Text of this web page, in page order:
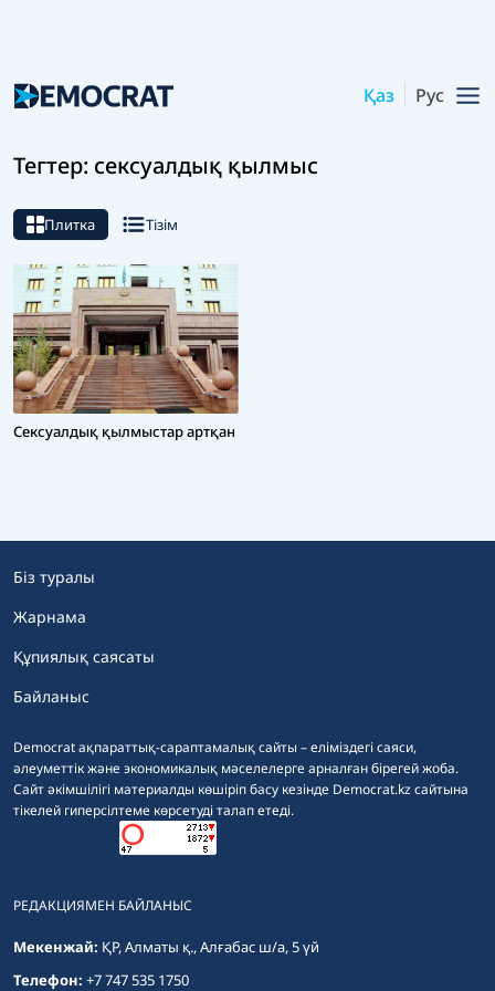
Қаз Рус
Тегтер: сексуалдық қылмыс
Плитка Тізім
Сексуалдық қылмыстар артқан
Democrat ақпараттық-сараптамалық сайты – еліміздегі саяси,
әлеуметтік және экономикалық мәселелерге арналған бірегей жоба.
Сайт әкімшілігі материалды көшіріп басу кезінде Democrat.kz сайтына
тікелей гиперсілтеме көрсетуді талап етеді.
Біз туралы
Жарнама
Құпиялық саясаты
Байланыс
РЕДАКЦИЯМЕН БАЙЛАНЫС
Мекенжай: ҚР, Алматы қ., Алғабас ш/а, 5 үй
Телефон: +7 747 535 1750